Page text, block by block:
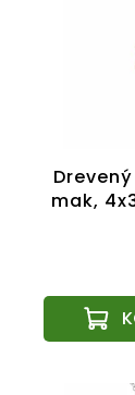
mak,